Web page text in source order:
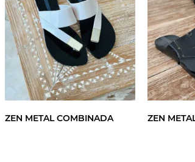
ZEN METAL COMBINADA ZEN